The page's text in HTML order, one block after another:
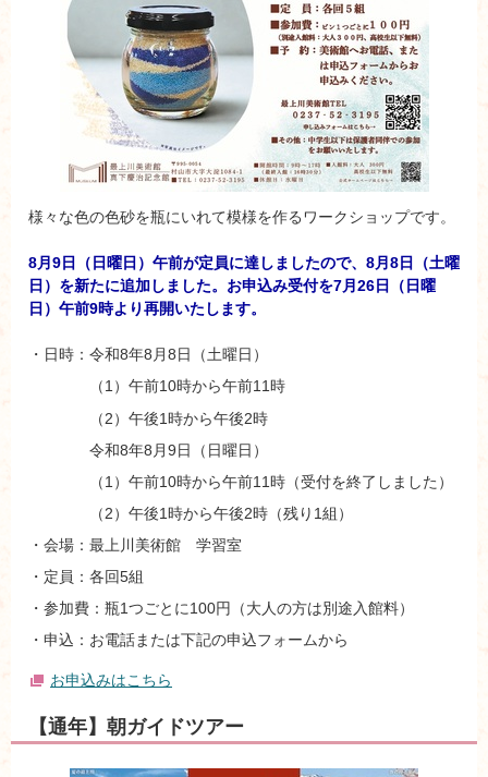
様々な色の色砂を瓶にいれて模様を作るワークショップです。
8月9日（日曜日）午前が定員に達しましたので、8月8日（土曜
日）を新たに追加しました。 お申込み受付を7月26日（日曜
日）午前9時より再開いたします。
・日時：令和8年8月8日（土曜日）
（1）午前10時から午前11時
（2）午後1時から午後2時
令和8年8月9日（日曜日）
（1）午前10時から午前11時（受付を終了しました）
（2）午後1時から午後2時（残り1組）
・会場：最上川美術館 学習室
・定員：各回5組
・参加費：瓶1つごとに100円（大人の方は別途入館料）
・申込：お電話または下記の申込フォームから
お申込みはこちら
【通年】朝ガイドツアー